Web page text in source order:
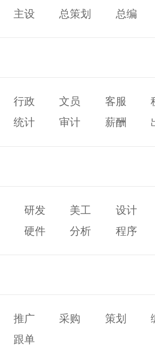
主设 总策划
总编
班长 店长
行政 文员 客服
统计 审计 薪酬
研发 美工
设计
硬件 分析 程序
推广 采购 策划
跟单